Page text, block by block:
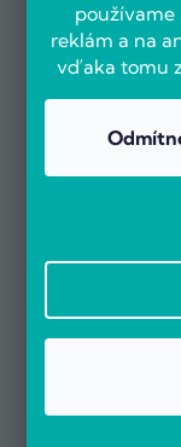
používame
reklám a na
vďaka tomu